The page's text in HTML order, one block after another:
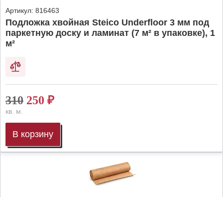
Артикул: 816463
Подложка хвойная Steico Underfloor 3 мм под
паркетную доску и ламинат (7 м² в упаковке), 1
м²
310 250 ₽
кв. м.
В корзину